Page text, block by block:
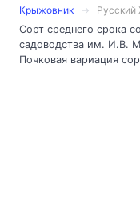
Крыжовник
Русский
Сорт среднего срока
садоводства им. И.В.
Почковая вариация